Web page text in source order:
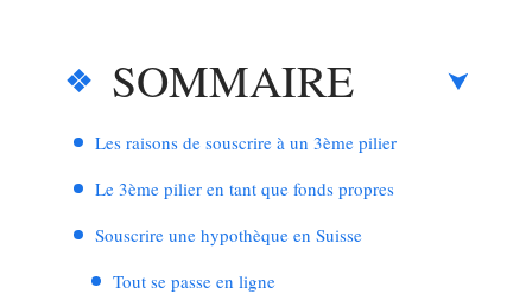
SOMMAIRE
Les raisons de souscrire à un 3ème pilier
Le 3ème pilier en tant que fonds propres
Souscrire une hypothèque en Suisse
Tout se passe en ligne